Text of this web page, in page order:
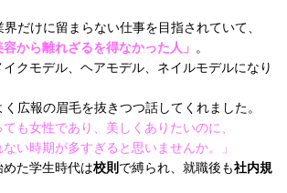
だけに留まらない仕事を目指されていて、
容から離れざるを得なかった人」 。
クモデル、ヘアモデル、ネイルモデルになり
広報の眉毛を抜きつつ話してくれました。
ても女性であり、美しくありたいのに、
い時期が多すぎると思いませんか。」
た学生時代は校則で縛られ、就職後も社内規